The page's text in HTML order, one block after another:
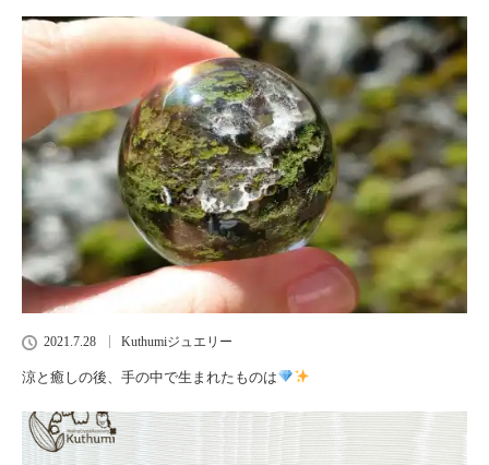
2021.7.28 Kuthumiジュエリー
涼と癒しの後、手の中で生まれたものは